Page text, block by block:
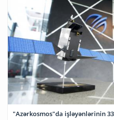
"Azərkosmos"da işləyənlərinin